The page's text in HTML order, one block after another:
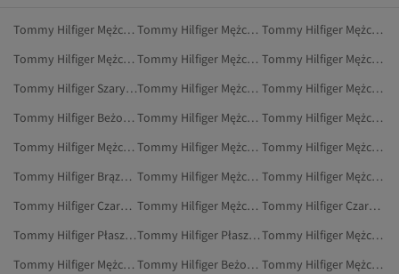
Tommy Hilfiger Mężczyźni Outdoor Tommy Hilfiger Mężczyźni Buty Na Co Dzień
Tommy Hilfiger Mężczyźni Sport I Turystyka
Tommy Hilfiger Mężczyźni Dresy
Tommy Hilfiger Mężczyźni Rękawiczki
Tommy Hilfiger Mężczyźni Torebki
Tommy Hilfiger Szary Szaliki I Szale
Tommy Hilfiger Mężczyźni Płaszcze Przeciwdeszczowe
Tommy Hilfiger Mężczyźni Torby Listonoszki
Tommy Hilfiger Beżowy Szaliki
Tommy Hilfiger Mężczyźni Torebki Na Ramię
Tommy Hilfiger Mężczyźni Dżinsy
Tommy Hilfiger Mężczyźni Spodnie Sportowe
Tommy Hilfiger Mężczyźni Odzież Sportowa
Tommy Hilfiger Mężczyźni Mokasyny
Tommy Hilfiger Brązowy Szaliki
Tommy Hilfiger Mężczyźni Zestawy Piżamowe
Tommy Hilfiger Mężczyźni Bielizna I Piżamy
Tommy Hilfiger Czarny Szaliki I Szale
Tommy Hilfiger Mężczyźni Płaszcze I Kurtki
Tommy Hilfiger Czarny Szaliki
Tommy Hilfiger Płaszcze Przeciwdeszczowe
Tommy Hilfiger Płaszcze I Trencze
Tommy Hilfiger Mężczyźni Kurtki
Tommy Hilfiger Mężczyźni Czapki
Tommy Hilfiger Beżowy Płaszcze I Trencze
Tommy Hilfiger Mężczyźni Akcesoria